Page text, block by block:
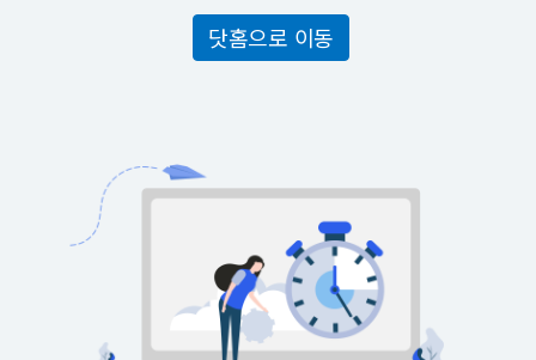
닷홈으로 이동